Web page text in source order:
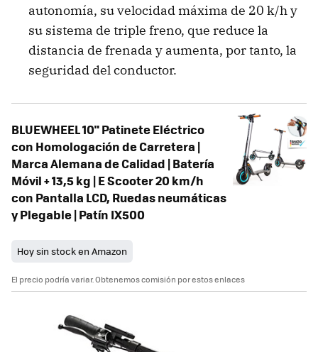
autonomía, su velocidad máxima de 20 k/h y
su sistema de triple freno, que reduce la
distancia de frenada y aumenta, por tanto, la
seguridad del conductor.
BLUEWHEEL 10" Patinete Eléctrico
con Homologación de Carretera |
Marca Alemana de Calidad | Batería
Móvil + 13,5 kg | E Scooter 20 km/h
con Pantalla LCD, Ruedas neumáticas
y Plegable | Patín IX500
Hoy sin stock en Amazon
El precio podría variar. Obtenemos comisión por estos enlaces